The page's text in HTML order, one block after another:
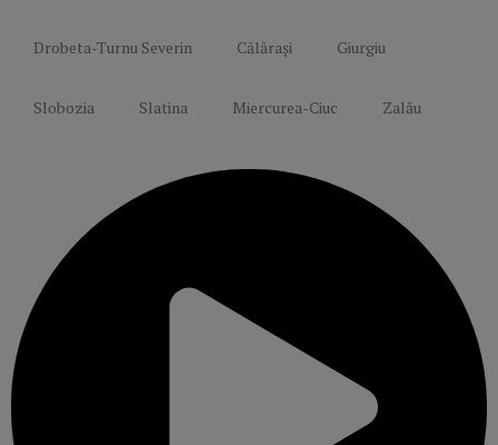
Drobeta-Turnu Severin Călărași Giurgiu
Slobozia Slatina Miercurea-Ciuc Zalău